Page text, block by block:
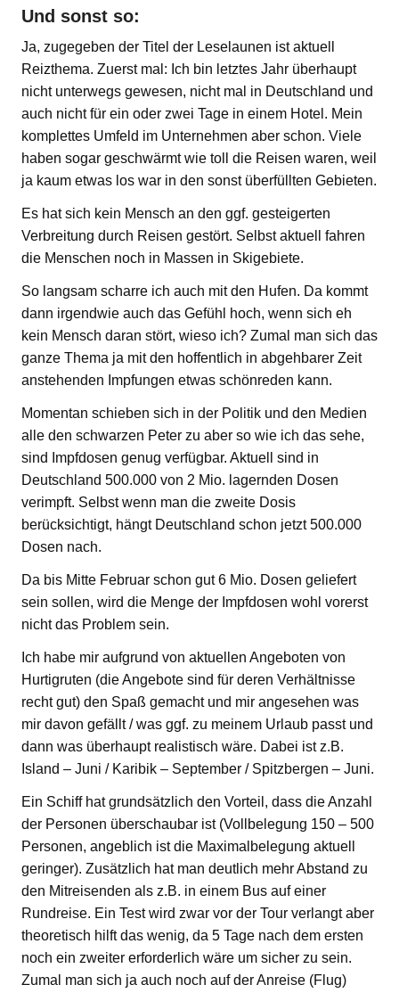
Und sonst so:
Ja, zugegeben der Titel der Leselaunen ist aktuell
Reizthema. Zuerst mal: Ich bin letztes Jahr überhaupt
nicht unterwegs gewesen, nicht mal in Deutschland und
auch nicht für ein oder zwei Tage in einem Hotel. Mein
komplettes Umfeld im Unternehmen aber schon. Viele
haben sogar geschwärmt wie toll die Reisen waren, weil
ja kaum etwas los war in den sonst überfüllten Gebieten.
Es hat sich kein Mensch an den ggf. gesteigerten
Verbreitung durch Reisen gestört. Selbst aktuell fahren
die Menschen noch in Massen in Skigebiete.
So langsam scharre ich auch mit den Hufen. Da kommt
dann irgendwie auch das Gefühl hoch, wenn sich eh
kein Mensch daran stört, wieso ich? Zumal man sich das
ganze Thema ja mit den hoffentlich in abgehbarer Zeit
anstehenden Impfungen etwas schönreden kann.
Momentan schieben sich in der Politik und den Medien
alle den schwarzen Peter zu aber so wie ich das sehe,
sind Impfdosen genug verfügbar. Aktuell sind in
Deutschland 500.000 von 2 Mio. lagernden Dosen
verimpft. Selbst wenn man die zweite Dosis
berücksichtigt, hängt Deutschland schon jetzt 500.000
Dosen nach.
Da bis Mitte Februar schon gut 6 Mio. Dosen geliefert
sein sollen, wird die Menge der Impfdosen wohl vorerst
nicht das Problem sein.
Ich habe mir aufgrund von aktuellen Angeboten von
Hurtigruten (die Angebote sind für deren Verhältnisse
recht gut) den Spaß gemacht und mir angesehen was
mir davon gefällt / was ggf. zu meinem Urlaub passt und
dann was überhaupt realistisch wäre. Dabei ist z.B.
Island – Juni / Karibik – September / Spitzbergen – Juni.
Ein Schiff hat grundsätzlich den Vorteil, dass die Anzahl
der Personen überschaubar ist (Vollbelegung 150 – 500
Personen, angeblich ist die Maximalbelegung aktuell
geringer). Zusätzlich hat man deutlich mehr Abstand zu
den Mitreisenden als z.B. in einem Bus auf einer
Rundreise. Ein Test wird zwar vor der Tour verlangt aber
theoretisch hilft das wenig, da 5 Tage nach dem ersten
noch ein zweiter erforderlich wäre um sicher zu sein.
Zumal man sich ja auch noch auf der Anreise (Flug)